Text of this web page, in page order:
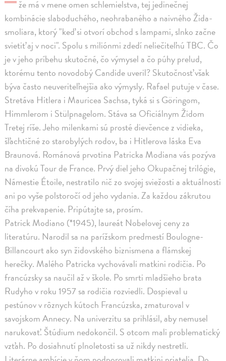
že má v mene omen schlemielstva, tej jedinečnej
kombinácie slaboduchého, neohrabaného a naivného Žida-
smoliara, ktorý "keď si otvorí obchod s lampami, slnko začne
svietiť aj v noci". Spolu s miliónmi zdedí neliečiteľnú TBC. Čo
je v jeho príbehu skutočné, čo výmysel a čo púhy prelud,
ktorému tento novodobý Candide uveril? Skutočnosť však
býva často neuveriteľnejšia ako výmysly. Rafael putuje v čase.
Stretáva Hitlera i Mauricea Sachsa, tyká si s Göringom,
Himmlerom i Stülpnagelom. Stáva sa Oficiálnym Židom
Tretej ríše. Jeho milenkami sú prosté dievčence z vidieka,
šľachtičné zo starobylých rodov, ba i Hitlerova láska Eva
Braunová. Románová prvotina Patricka Modiana vás pozýva
na divokú Tour de France. Prvý diel jeho Okupačnej trilógie,
Námestie Étoile, nestratilo nič zo svojej sviežosti a aktuálnosti
ani po vyše polstoročí od jeho vydania. Za každou zákrutou
číha prekvapenie. Pripútajte sa, prosím.
Patrick Modiano (*1945), laureát Nobelovej ceny za
literatúru. Narodil sa na parížskom predmestí Boulogne-
Billancourt ako syn židovského biznismena a flámskej
herečky. Malého Patricka vychovávali matkini rodičia. Po
francúzsky sa naučil až v škole. Po smrti mladšieho brata
Rudyho v roku 1957 sa rodičia rozviedli. Dospieval u
pestúnov v rôznych kútoch Francúzska, zmaturoval v
savojskom Annecy. Na univerzitu sa prihlásil, aby nemusel
narukovať. Štúdium nedokončil. S otcom mali problematický
vzťah. Po dosiahnutí plnoletosti sa už nikdy nestretli.